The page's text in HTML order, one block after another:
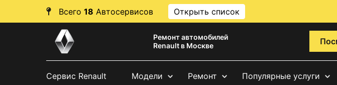
Всего 18 Автосервисов Открыть список
Ремонт автомобилей
Renault в Москве
Сервис Renault Модели Ремонт Популярные услуги